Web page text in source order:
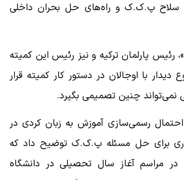
پ.ک.ک و راه‌های حل بحران داخلی
رئیس پارلمان ترکیه و نیز رئیس این کمیته
دیدار با اوجالان در دستور کار کمیته قرار
نمی‌تواند چنین تصمیمی بگیرد.
احتمال رسمی‌سازی آموزش به زبان کردی در
برای حل مسئله پ.ک.ک توضیح داد که
مراسم آغاز سال تحصیلی در دانشگاه